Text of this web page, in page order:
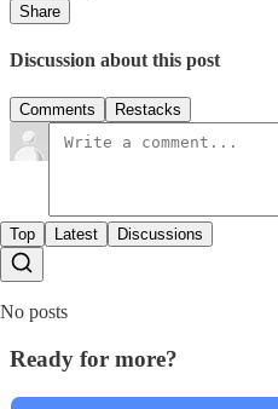
Share
Discussion about this post
Comments Restacks
Top Latest Discussions
No posts
Ready for more?